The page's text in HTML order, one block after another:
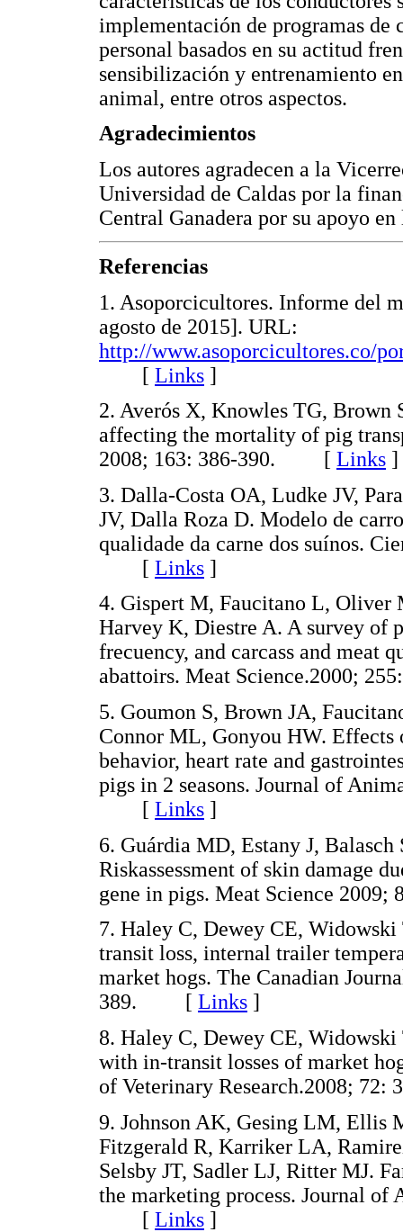
implementación de programas
personal basados en su actitud
sensibilización y entrenamiento
animal, entre otros aspectos.
Agradecimientos
Los autores agradecen a la
Universidad de Caldas por la
Central Ganadera por su apoyo
Referencias
1. Asoporcicultores. Informe del
agosto de 2015]. URL:
http://www.asoporcicultores.co/
[ Links ]
2. Averós X, Knowles TG, Brown
affecting the mortality of pig
2008; 163: 386-390. [ Links ]
3. Dalla-Costa OA, Ludke JV,
JV, Dalla Roza D. Modelo de
qualidade da carne dos suínos.
[ Links ]
4. Gispert M, Faucitano L,
Harvey K, Diestre A. A survey of
frecuency, and carcass and meat
abattoirs. Meat Science.2000;
5. Goumon S, Brown JA,
Connor ML, Gonyou HW. Effects
behavior, heart rate and
pigs in 2 seasons. Journal of
[ Links ]
6. Guárdia MD, Estany J,
Riskassessment of skin damage
gene in pigs. Meat Science
7. Haley C, Dewey CE,
transit loss, internal trailer
market hogs. The Canadian
389. [ Links ]
8. Haley C, Dewey CE, Widowski
with in-transit losses of market
of Veterinary Research.2008;
9. Johnson AK, Gesing LM, Ellis
Fitzgerald R, Karriker LA,
Selsby JT, Sadler LJ, Ritter MJ.
the marketing process. Journal of
[ Links ]